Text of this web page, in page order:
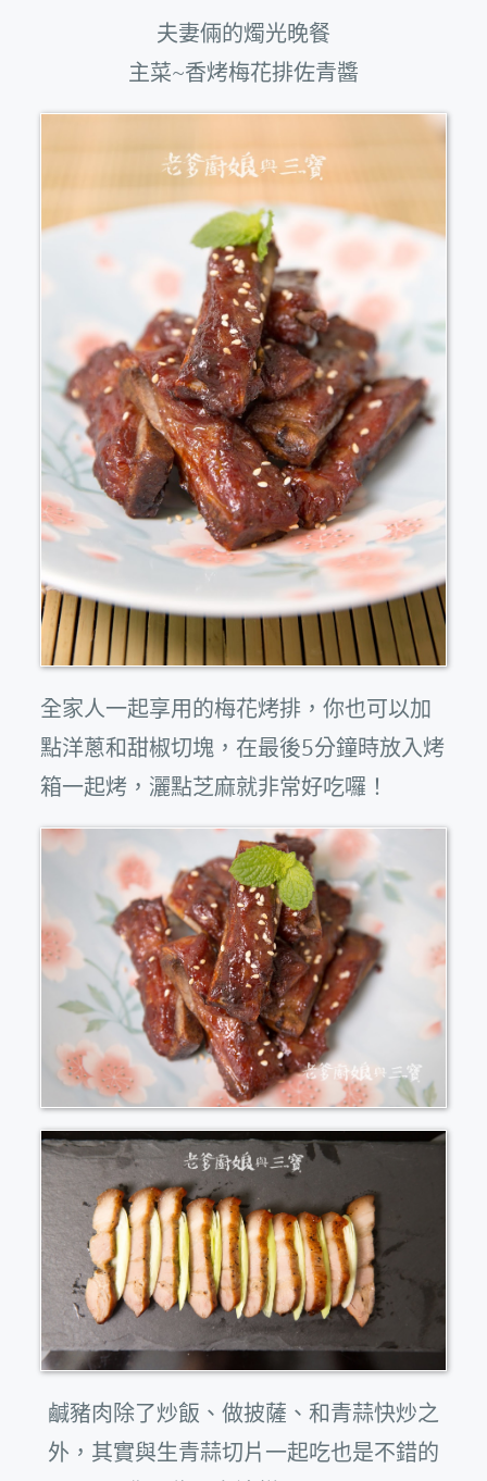
夫妻倆的燭光晚餐
主菜~香烤梅花排佐青醬
全家人一起享用的梅花烤排，你也可以加
點洋蔥和甜椒切塊，在最後5分鐘時放入烤
箱一起烤，灑點芝麻就非常好吃囉！
鹹豬肉除了炒飯、做披薩、和青蒜快炒之
外，其實與生青蒜切片一起吃也是不錯的